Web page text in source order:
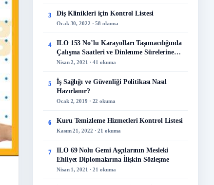
3 Diş Klinikleri için Kontrol Listesi
Ocak 30, 2022 · 58 okuma
4
ILO 153 No’lu Karayolları Taşımacılığında
Çalışma Saatleri ve Dinlenme Sürelerine
İlişkin Sözleşme
Nisan 2, 2021 · 41 okuma
5
İş Sağlığı ve Güvenliği Politikası Nasıl
Hazırlanır?
Ocak 2, 2019 · 22 okuma
6 Kuru Temizleme Hizmetleri Kontrol Listesi
Kasım 21, 2022 · 21 okuma
7
ILO 69 Nolu Gemi Aşçılarının Mesleki
Ehliyet Diplomalarına İlişkin Sözleşme
Nisan 1, 2021 · 21 okuma